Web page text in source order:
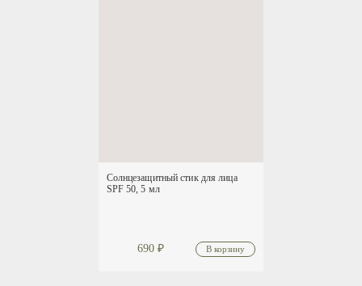
Солнцезащитный стик для лица
SPF 50, 5 мл
690 ₽